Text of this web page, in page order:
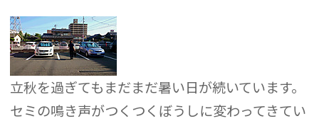
立秋を過ぎてもまだまだ暑い日が続いています。
セミの鳴き声がつくつくぼうしに変わってきてい